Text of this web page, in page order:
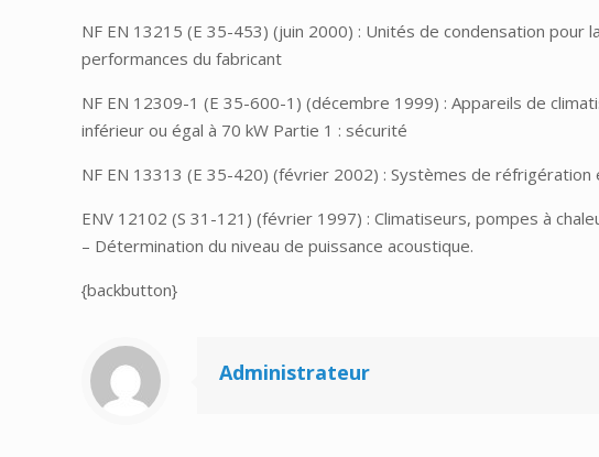
NF EN 13215 (E 35-453) (juin 2000) : Unités de condensation
performances du fabricant
NF EN 12309-1 (E 35-600-1) (décembre 1999) : Appareils de
inférieur ou égal à 70 kW Partie 1 : sécurité
NF EN 13313 (E 35-420) (février 2002) : Systèmes de
ENV 12102 (S 31-121) (février 1997) : Climatiseurs, pompes à
– Détermination du niveau de puissance acoustique.
{backbutton}
Administrateur